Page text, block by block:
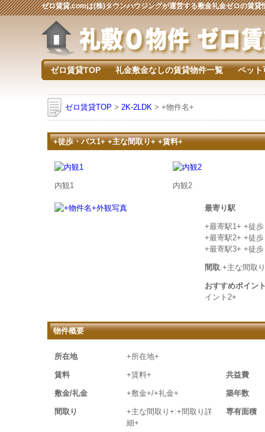
ゼロ賃貸.comは(株)タウンハウジングが運営する敷金礼金ゼロの賃貸
ゼロ賃貸TOP 礼金敷金なしの賃貸物件一覧 ペット
ゼロ賃貸TOP > 2K-2LDK > +物件名+
+徒歩・バス1+ +主な間取り+ +賃料+
内観1 内観2
最寄り駅
+最寄駅1+ +徒
+最寄駅2+ +徒
+最寄駅3+ +徒
間取:+主な間取
おすすめポイン
イント2+
物件概要
所在地 +所在地+
賃料 +賃料+ 共益費
敷金/礼金 +敷金+/+礼金+ 築年数
間取り
+主な間取り+:+間取り詳
細+
専有面積